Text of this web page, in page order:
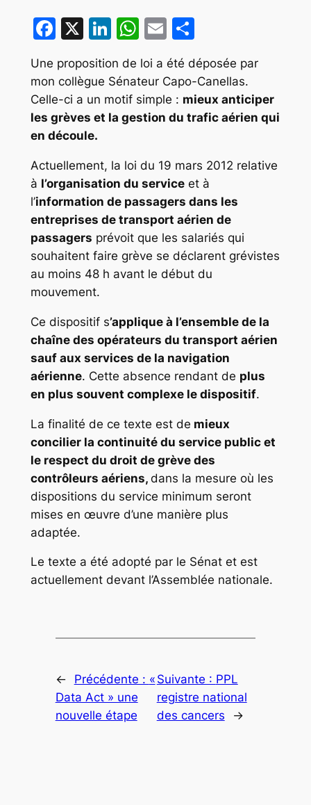
Facebook
X LinkedIn
WhatsApp
EmailPartager
Une proposition de loi a été déposée par
mon collègue Sénateur Capo-Canellas.
Celle-ci a un motif simple : mieux anticiper
les grèves et la gestion du trafic aérien qui
en découle.
Actuellement, la loi du 19 mars 2012 relative
à l’organisation du serviceet à
l’information de passagers dans les
entreprises de transport aérien de
passagers prévoit que les salariés qui
souhaitent faire grève se déclarent grévistes
au moins 48 h avant le début du
mouvement.
Ce dispositif s’applique à l’ensemble de la
chaîne des opérateurs du transport aérien
sauf aux services de la navigation
aérienne. Cette absence rendant de plus
en plus souvent complexe le dispositif.
La finalité de ce texte est de mieux
concilier la continuité du service public et
le respect du droit de grève des
contrôleurs aériens, dans la mesure où les
dispositions du service minimum seront
mises en œuvre d’une manière plus
adaptée.
Le texte a été adopté par le Sénat et est
actuellement devant l’Assemblée nationale.
← Précédente : «
Data Act » une
nouvelle étape
Suivante : PPL
registre national
des cancers
→